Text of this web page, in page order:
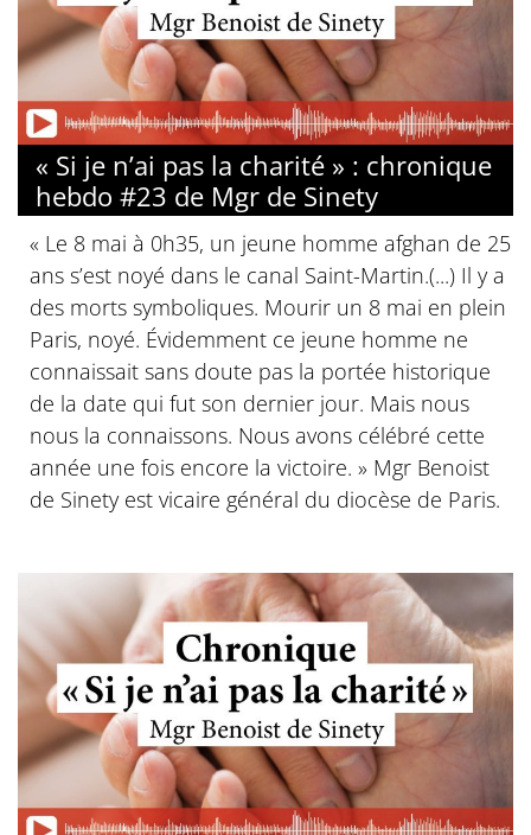
« Si je n’ai pas la charité » : chronique
hebdo #23 de Mgr de Sinety
« Le 8 mai à 0h35, un jeune homme afghan de 25
ans s’est noyé dans le canal Saint-Martin.(...) Il y a
des morts symboliques. Mourir un 8 mai en plein
Paris, noyé. Évidemment ce jeune homme ne
connaissait sans doute pas la portée historique
de la date qui fut son dernier jour. Mais nous
nous la connaissons. Nous avons célébré cette
année une fois encore la victoire. » Mgr Benoist
de Sinety est vicaire général du diocèse de Paris.